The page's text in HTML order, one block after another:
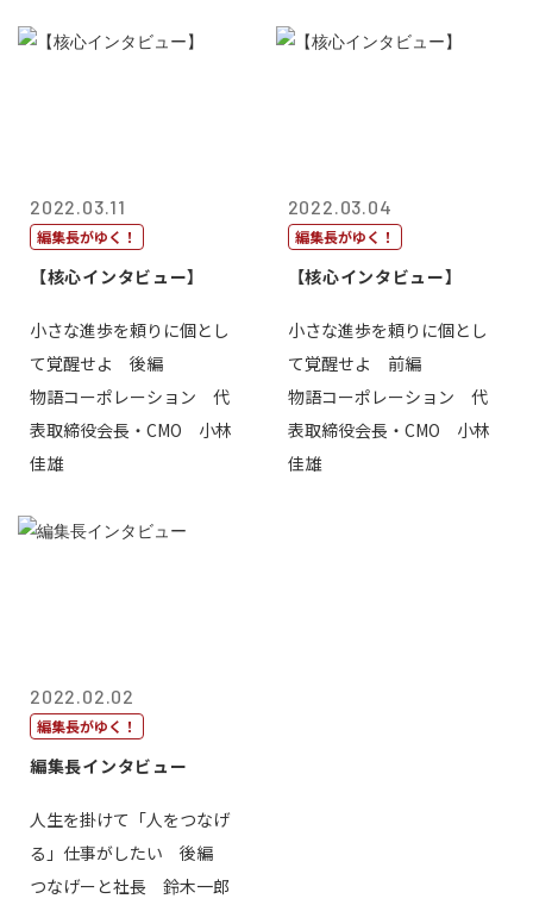
2022.03.11
編集長がゆく！
【核心インタビュー】
小さな進歩を頼りに個とし
て覚醒せよ 後編
物語コーポレーション 代
表取締役会長・CMO 小林
佳雄
2022.03.04
編集長がゆく！
【核心インタビュー】
小さな進歩を頼りに個とし
て覚醒せよ 前編
物語コーポレーション 代
表取締役会長・CMO 小林
佳雄
2022.02.02
編集長がゆく！
編集長インタビュー
人生を掛けて「人をつなげ
る」仕事がしたい 後編
つなげーと社長 鈴木一郎